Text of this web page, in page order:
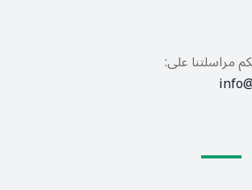
مراسلتنا على: